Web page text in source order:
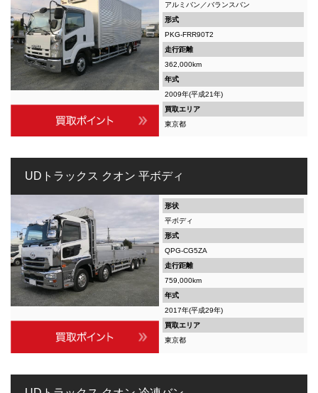
アルミバン／バランスバン
形式
PKG-FRR90T2
走行距離
362,000km
年式
2009年(平成21年)
買取エリア
東京都
UDトラックス クオン 平ボディ
形状
平ボディ
形式
QPG-CG5ZA
走行距離
759,000km
年式
2017年(平成29年)
買取エリア
東京都